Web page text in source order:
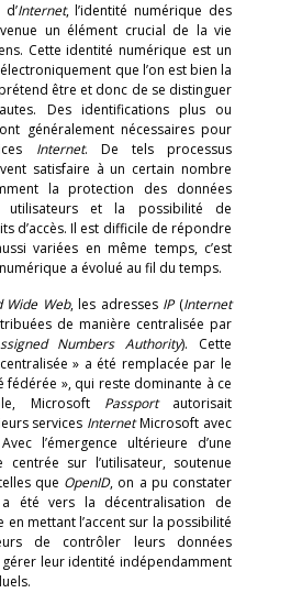
Internet, l’identité numérique des
un élément crucial de la vie
Cette identité numérique est un
que l’on est bien la
être et donc de se distinguer
Des identifications plus ou
généralement nécessaires pour
Internet. De tels processus
satisfaire à un certain nombre
la protection des données
utilisateurs et la possibilité de
d’accès. Il est difficile de répondre
variées en même temps, c’est
a évolué au fil du temps.
Wide Web, les adresses IP(Internet
de manière centralisée par
Numbers Authority). Cette
» a été remplacée par le
fédérée », qui reste dominante à ce
Microsoft Passportautorisait
services InternetMicrosoft avec
l’émergence ultérieure d’une
centrée sur l’utilisateur, soutenue
que OpenID, on a pu constater
été vers la décentralisation de
en mettant l’accent sur la possibilité
de contrôler leurs données
leur identité indépendamment